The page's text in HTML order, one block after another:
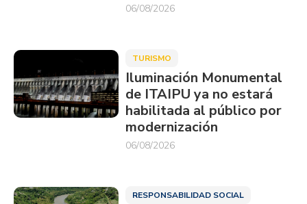
06/08/2026
TURISMO
Iluminación Monumental
de ITAIPU ya no estará
habilitada al público por
modernización
06/08/2026
RESPONSABILIDAD SOCIAL